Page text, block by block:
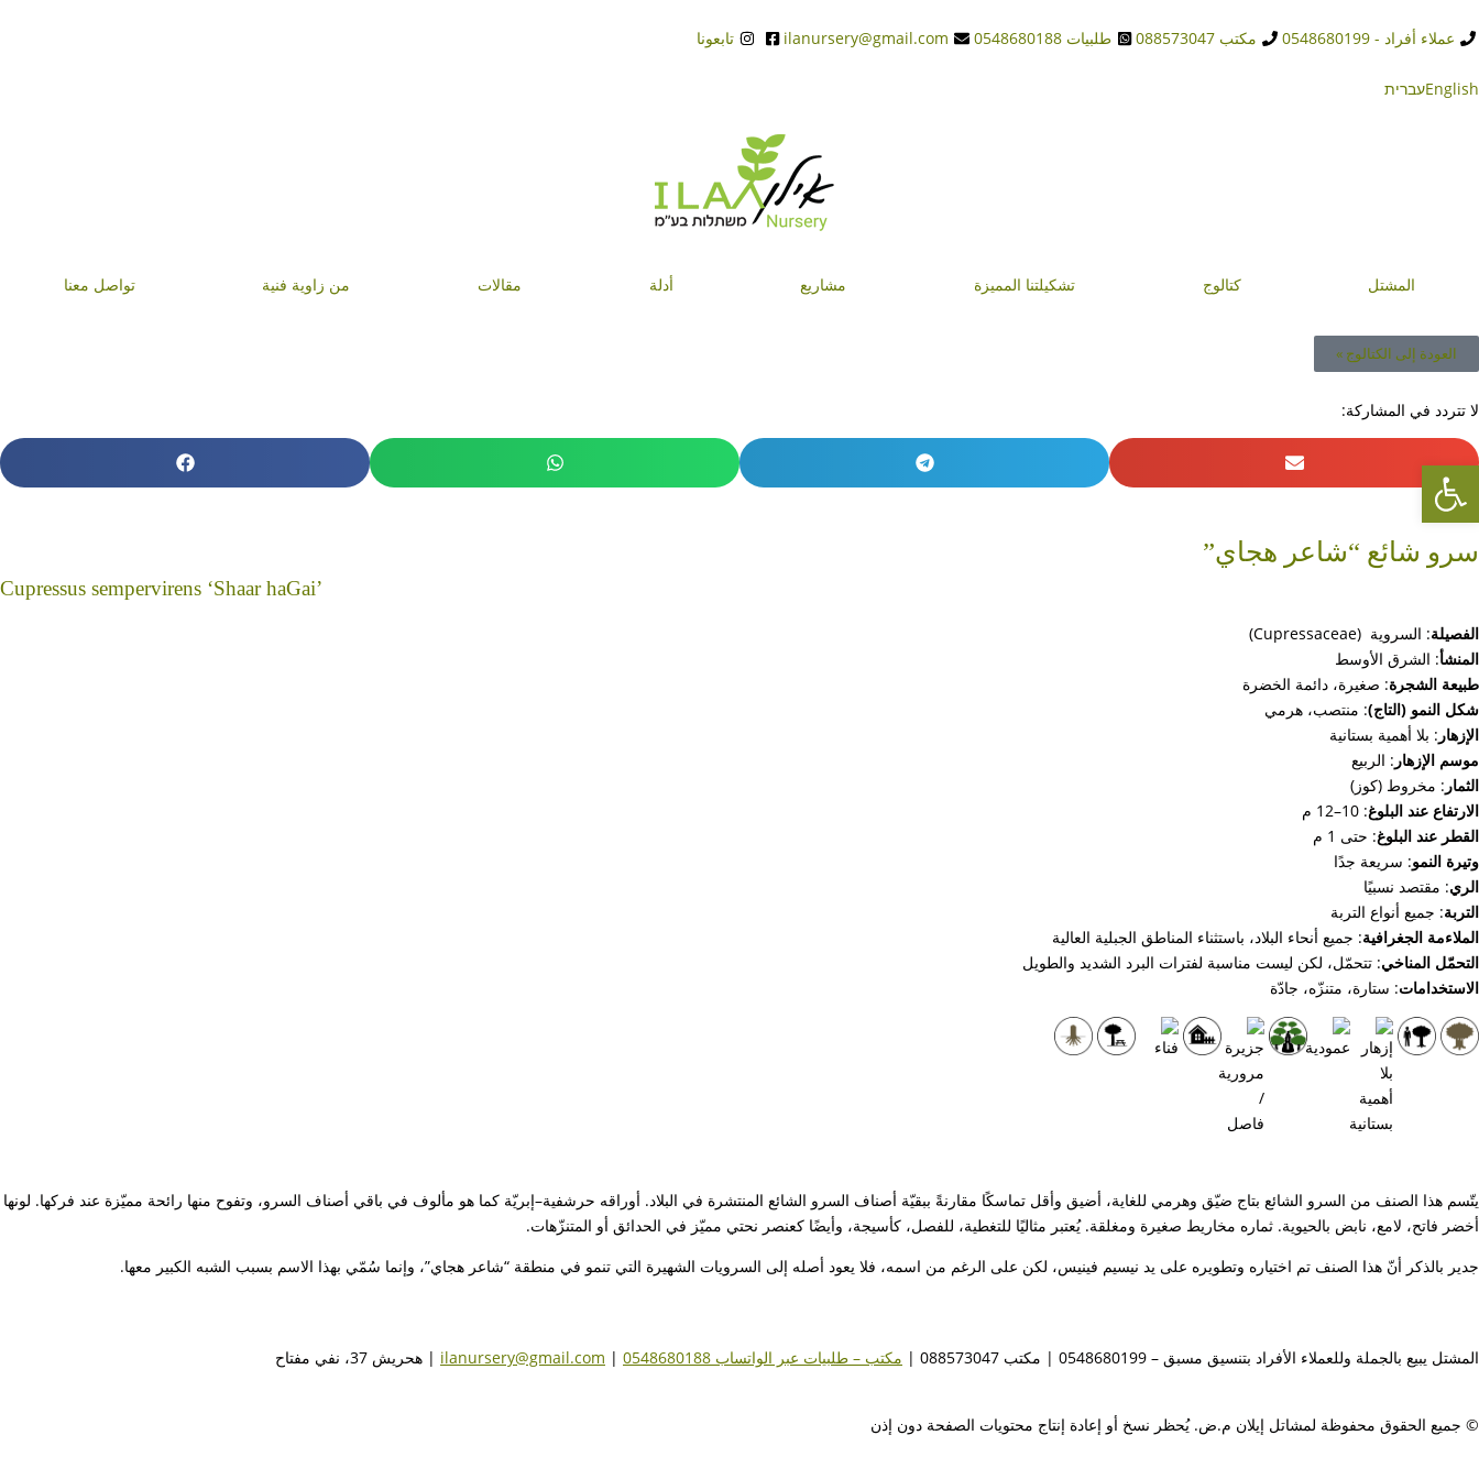
عملاء أفراد - 0548680199 مكتب 088573047 طلبيات 0548680188 ilanursery@gmail.com تابعونا
Englishעברית
المشتل كتالوج تشكيلتنا المميزة مشاريع أدلة مقالات من زاوية فنية تواصل معنا
العودة إلى الكتالوج »
لا تتردد في المشاركة:
سرو شائع “شاعر هجاي”
Cupressus sempervirens ‘Shaar haGai’
الفصيلة: السروية (Cupressaceae)
المنشأ: الشرق الأوسط
طبيعة الشجرة: صغيرة، دائمة الخضرة
شكل النمو (التاج): منتصب، هرمي
الإزهار : بلا أهمية بستانية
موسم الإزهار : الربيع
الثمار : مخروط (كوز)
الارتفاع عند البلوغ: 10–12 م
القطر عند البلوغ: حتى 1 م
وتيرة النمو: سريعة جدًا
الري: مقتصد نسبيًا
التربة: جميع أنواع التربة
الملاءمة الجغرافية: جميع أنحاء البلاد، باستثناء المناطق الجبلية العالية
التحمّل المناخي: تتحمّل، لكن ليست مناسبة لفترات البرد الشديد والطويل
الاستخدامات: ستارة، متنزّه، جادّة
يتّسم هذا الصنف من السرو الشائع بتاج ضيّق وهرمي للغاية، أضيق وأقل تماسكًا مقارنةً ببقيّة أصناف السرو الشائع المنتشرة في البلاد. أوراقه حرشفية–إبريّة كما هو مألوف في باقي أصناف السرو، وتفوح منها رائحة مميّزة عند فركها. لونها
أخضر فاتح، لامع، نابض بالحيوية. ثماره مخاريط صغيرة ومغلقة. يُعتبر مثاليًا للتغطية، للفصل، كأسيجة، وأيضًا كعنصر نحتي مميّز في الحدائق أو المتنزّهات.
جدير بالذكر أنّ هذا الصنف تم اختياره وتطويره على يد نيسيم فينيس، لكن على الرغم من اسمه، فلا يعود أصله إلى السرويات الشهيرة التي تنمو في منطقة “شاعر هجاي”، وإنما سُمّي بهذا الاسم بسبب الشبه الكبير معها.
المشتل يبيع بالجملة وللعملاء الأفراد بتنسيق مسبق – 0548680199 | مكتب 088573047 | مكتب – طلبيات عبر الواتساب 0548680188 |
ilanursery@gmail.com | هحريش 37، نفي مفتاح
© جميع الحقوق محفوظة لمشاتل إيلان م.ض. يُحظر نسخ أو إعادة إنتاج محتويات الصفحة دون إذن
Open toolbar